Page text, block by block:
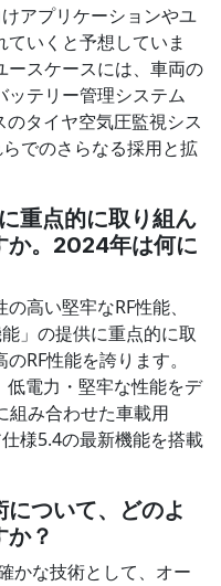
アプリケーションやユ
いくと予想していま
ースケースには、車両の
ッテリー管理システム
のタイヤ空気圧監視シス
でのさらなる採用と拡
重点的に取り組ん
。 2024年は何に
高い堅牢なRF性能、
」の提供に重点的に取
RF性能を誇ります。
低電力・堅牢な性能をデ
組み合わせた車載用
様5.4の最新機能を搭載
について、どのよ
か？
かな技術として、オー